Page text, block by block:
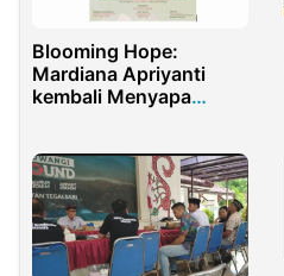
Blooming Hope:
Mardiana Apriyanti
kembali Menyapa
Pameran Akhir Tahun